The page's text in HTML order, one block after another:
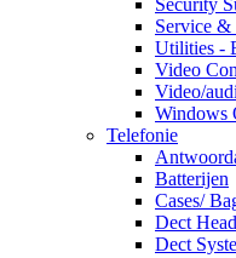
Service &
Utilities -
Video
Video/
Windows
Telefonie
Batterijen
Cases/
Dect
Dect